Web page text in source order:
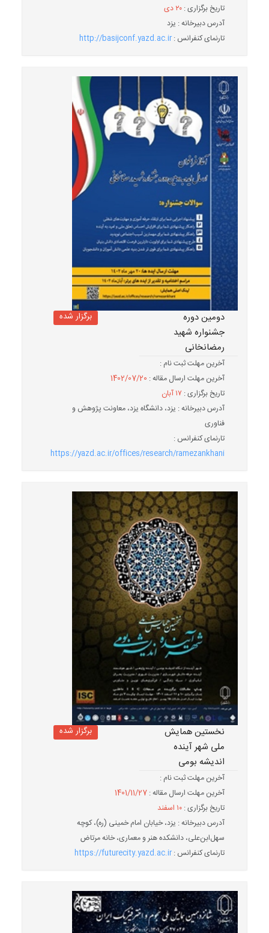
تاریخ برگزاری :۲۰ دی
آدرس دبیرخانه : یزد
تارنمای کنفرانس :http://basijconf.yazd.ac.ir
دومین دوره
جشنواره شهید
رمضانخانی
برگزار شده
آخرین مهلت ثبت نام :
آخرین مهلت ارسال مقاله : 1402/07/20
تاریخ برگزاری :۱۷ آبان
آدرس دبیرخانه : یزد، دانشگاه یزد، معاونت پژوهش و
فناوری
تارنمای کنفرانس :
https://yazd.ac.ir/offices/research/ramezankhani
نخستین همایش
ملی شهر آینده
اندیشه بومی
برگزار شده
آخرین مهلت ثبت نام :
آخرین مهلت ارسال مقاله :1401/11/27
تاریخ برگزاری :۱۰ اسفند
آدرس دبیرخانه : یزد، خیابان امام خمینی (ره)، کوچه
سهل‌ابن‌علی، دانشکده هنر و معماری، خانه مرتاض
تارنمای کنفرانس :https://futurecity.yazd.ac.ir